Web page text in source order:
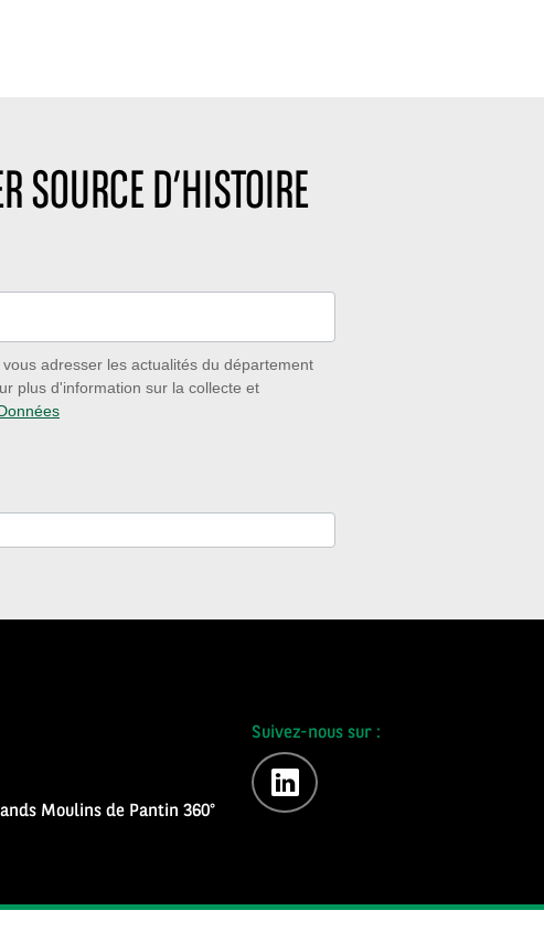
SOURCE D’HISTOIRE
adresser les actualités du département
plus d'information sur la collecte et
Moulins de Pantin 360°
Suivez-nous sur :
linkedin